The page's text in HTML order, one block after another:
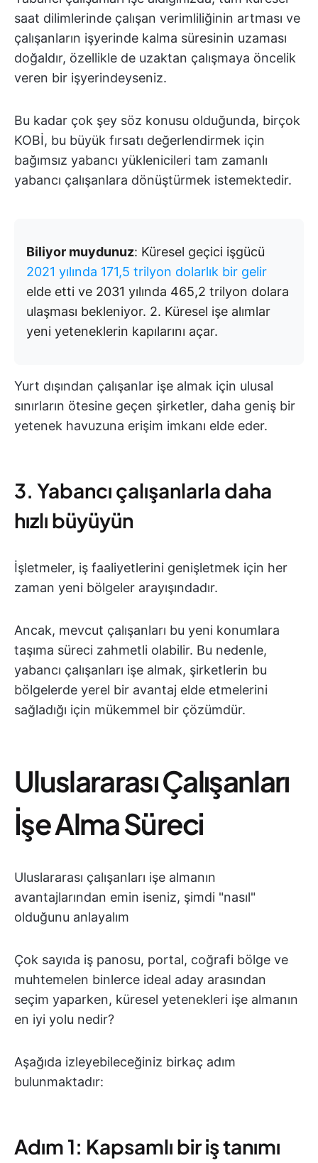
saat dilimlerinde çalışan verimliliğinin artması ve
çalışanların işyerinde kalma süresinin uzaması
doğaldır, özellikle de uzaktan çalışmaya öncelik
veren bir işyerindeyseniz.
Bu kadar çok şey söz konusu olduğunda, birçok
KOBİ, bu büyük fırsatı değerlendirmek için
bağımsız yabancı yüklenicileri tam zamanlı
yabancı çalışanlara dönüştürmek istemektedir.
Biliyor muydunuz: Küresel geçici işgücü
2021 yılında 171,5 trilyon dolarlık bir gelir
elde etti ve 2031 yılında 465,2 trilyon dolara
ulaşması bekleniyor. 2. Küresel işe alımlar
yeni yeteneklerin kapılarını açar.
Yurt dışından çalışanlar işe almak için ulusal
sınırların ötesine geçen şirketler, daha geniş bir
yetenek havuzuna erişim imkanı elde eder.
3. Yabancı çalışanlarla daha
hızlı büyüyün
İşletmeler, iş faaliyetlerini genişletmek için her
zaman yeni bölgeler arayışındadır.
Ancak, mevcut çalışanları bu yeni konumlara
taşıma süreci zahmetli olabilir. Bu nedenle,
yabancı çalışanları işe almak, şirketlerin bu
bölgelerde yerel bir avantaj elde etmelerini
sağladığı için mükemmel bir çözümdür.
Uluslararası Çalışanları
İşe Alma Süreci
Uluslararası çalışanları işe almanın
avantajlarından emin iseniz, şimdi "nasıl"
olduğunu anlayalım
Çok sayıda iş panosu, portal, coğrafi bölge ve
muhtemelen binlerce ideal aday arasından
seçim yaparken, küresel yetenekleri işe almanın
en iyi yolu nedir?
Aşağıda izleyebileceğiniz birkaç adım
bulunmaktadır:
Adım 1: Kapsamlı bir iş tanımı